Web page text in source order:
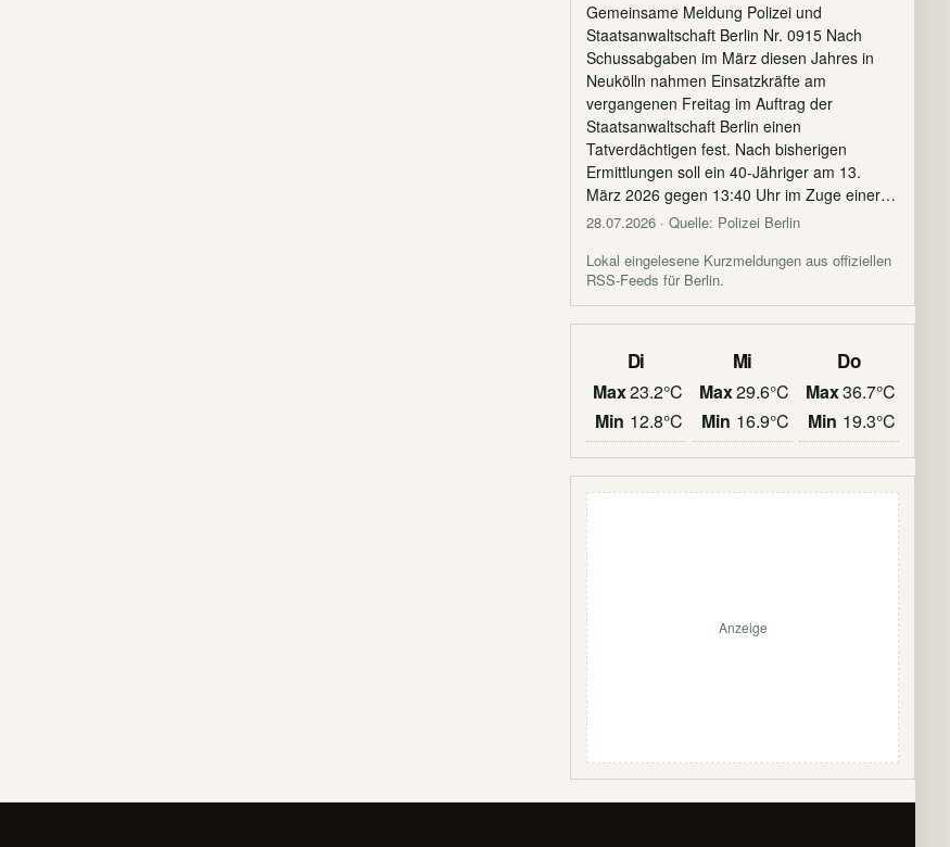
Gemeinsame Meldung Polizei und
Staatsanwaltschaft Berlin Nr. 0915 Nach
Schussabgaben im März diesen Jahres in
Neukölln nahmen Einsatzkräfte am
vergangenen Freitag im Auftrag der
Staatsanwaltschaft Berlin einen
Tatverdächtigen fest. Nach bisherigen
Ermittlungen soll ein 40-Jähriger am 13.
März 2026 gegen 13:40 Uhr im Zuge einer…
28.07.2026 · Quelle: Polizei Berlin
Lokal eingelesene Kurzmeldungen aus offiziellen
RSS-Feeds für Berlin.
Di
Max23.2°C
Min 12.8°C
Mi
Max29.6°C
Min 16.9°C
Do
Max36.7°C
Min 19.3°C
Anzeige